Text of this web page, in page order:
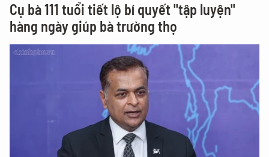
Cụ bà 111 tuổi tiết lộ bí quyết "tập luyện"
hàng ngày giúp bà trường thọ